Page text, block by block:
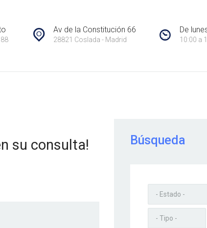
Av de la Constitución 66
28821 Coslada - Madrid
De
10:00 a
INMOBILIARIA
y alquiler de viviendas, garajes y locales. Inmobiliaria en Coslada. Cerca
su consulta! Búsqueda